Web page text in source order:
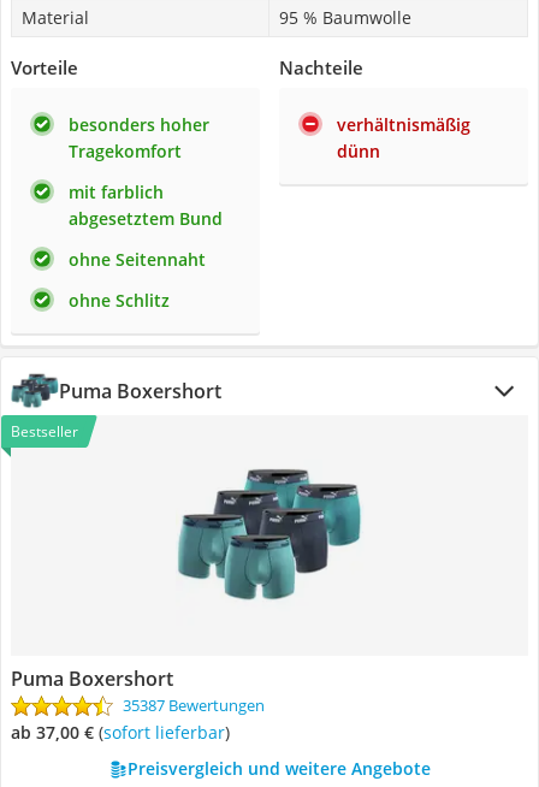
Material
95 % Baumwolle
Vorteile
besonders hoher
Tragekomfort
mit farblich
abgesetztem Bund
ohne Seitennaht
ohne Schlitz
Nachteile
verhältnismäßig
dünn
Puma Boxershort
Bestseller
Puma Boxershort
35387 Bewertungen
ab 37,00 € ( Sofort lieferbar)
Preisvergleich und weitere Angebote